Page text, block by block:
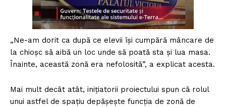
„Ne-am dorit ca după ce elevii își cumpără mâncare de
la chioșc să aibă un loc unde să poată sta și lua masa.
Înainte, această zonă era nefolosită”, a explicat acesta.
Mai mult decât atât, inițiatorii proiectului spun că rolul
unui astfel de spațiu depășește funcția de zonă de